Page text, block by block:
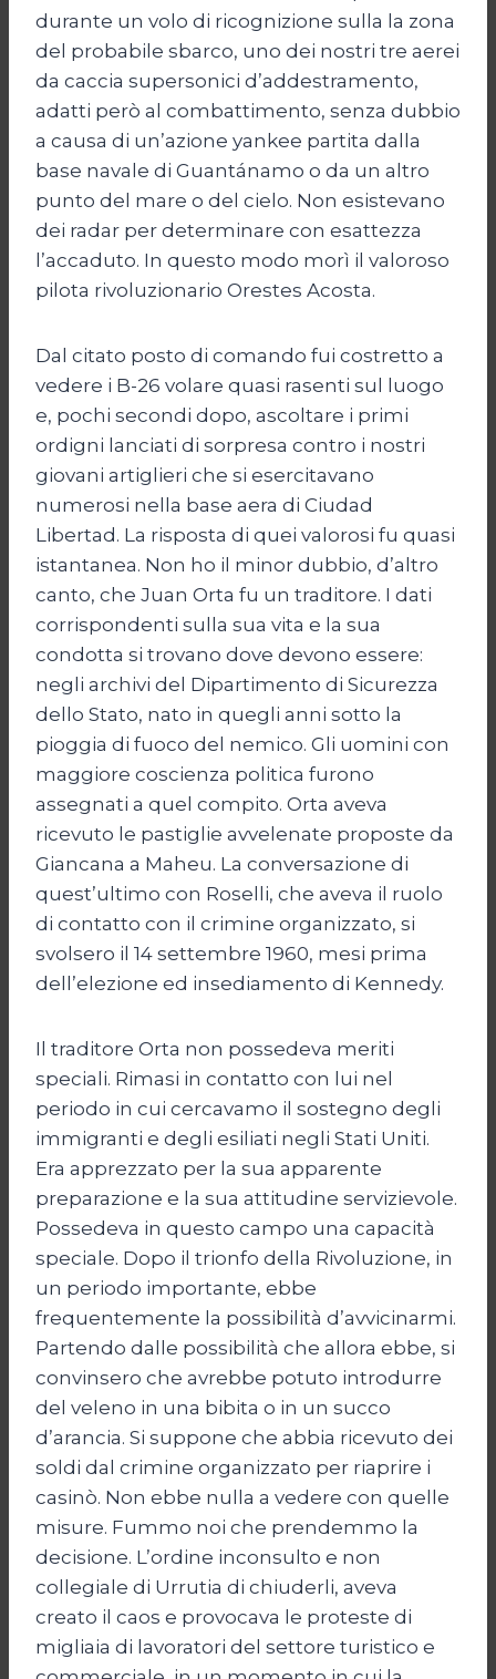
durante un volo di ricognizione sulla la zona
del probabile sbarco, uno dei nostri tre aerei
da caccia supersonici d’addestramento,
adatti però al combattimento, senza dubbio
a causa di un’azione yankee partita dalla
base navale di Guantánamo o da un altro
punto del mare o del cielo. Non esistevano
dei radar per determinare con esattezza
l’accaduto. In questo modo morì il valoroso
pilota rivoluzionario Orestes Acosta.
Dal citato posto di comando fui costretto a
vedere i B-26 volare quasi rasenti sul luogo
e, pochi secondi dopo, ascoltare i primi
ordigni lanciati di sorpresa contro i nostri
giovani artiglieri che si esercitavano
numerosi nella base aera di Ciudad
Libertad. La risposta di quei valorosi fu quasi
istantanea. Non ho il minor dubbio, d’altro
canto, che Juan Orta fu un traditore. I dati
corrispondenti sulla sua vita e la sua
condotta si trovano dove devono essere:
negli archivi del Dipartimento di Sicurezza
dello Stato, nato in quegli anni sotto la
pioggia di fuoco del nemico. Gli uomini con
maggiore coscienza politica furono
assegnati a quel compito. Orta aveva
ricevuto le pastiglie avvelenate proposte da
Giancana a Maheu. La conversazione di
quest’ultimo con Roselli, che aveva il ruolo
di contatto con il crimine organizzato, si
svolsero il 14 settembre 1960, mesi prima
dell’elezione ed insediamento di Kennedy.
Il traditore Orta non possedeva meriti
speciali. Rimasi in contatto con lui nel
periodo in cui cercavamo il sostegno degli
immigranti e degli esiliati negli Stati Uniti.
Era apprezzato per la sua apparente
preparazione e la sua attitudine servizievole.
Possedeva in questo campo una capacità
speciale. Dopo il trionfo della Rivoluzione, in
un periodo importante, ebbe
frequentemente la possibilità d’avvicinarmi.
Partendo dalle possibilità che allora ebbe, si
convinsero che avrebbe potuto introdurre
del veleno in una bibita o in un succo
d’arancia. Si suppone che abbia ricevuto dei
soldi dal crimine organizzato per riaprire i
casinò. Non ebbe nulla a vedere con quelle
misure. Fummo noi che prendemmo la
decisione. L’ordine inconsulto e non
collegiale di Urrutia di chiuderli, aveva
creato il caos e provocava le proteste di
migliaia di lavoratori del settore turistico e